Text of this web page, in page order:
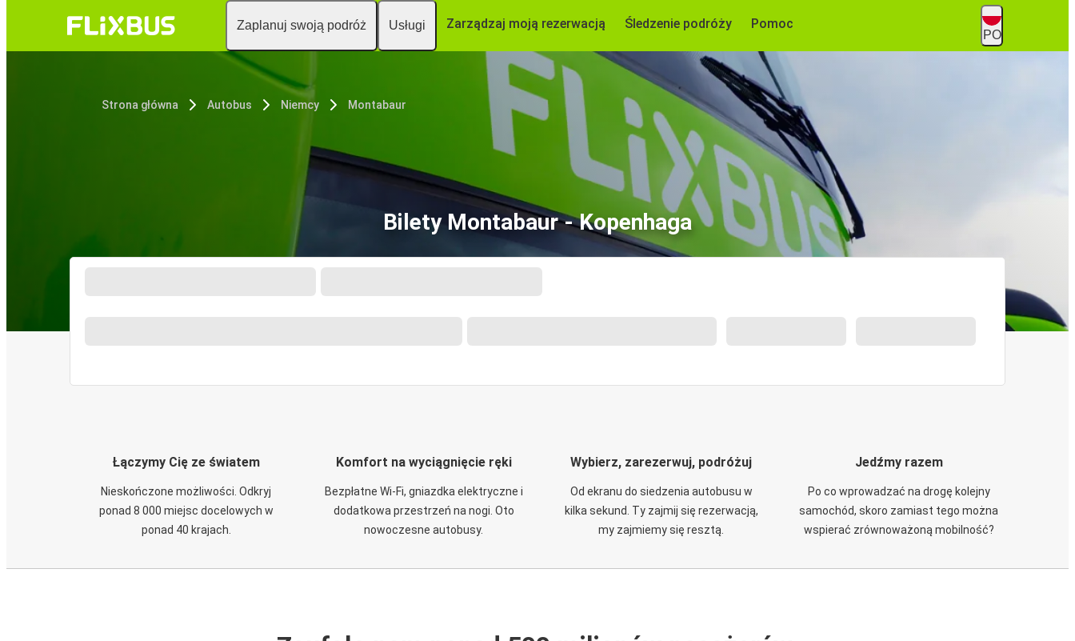
Zaplanuj swoją podróż Usługi Zarządzaj moją rezerwacją Śledzenie podróży Pomoc
PO
Strona główna Autobus Niemcy Montabaur
Bilety Montabaur - Kopenhaga
Łączymy Cię ze światem
Nieskończone możliwości. Odkryj
ponad 8 000 miejsc docelowych w
ponad 40 krajach.
Komfort na wyciągnięcie ręki
Bezpłatne Wi-Fi, gniazdka elektryczne i
dodatkowa przestrzeń na nogi. Oto
nowoczesne autobusy.
Wybierz, zarezerwuj, podróżuj
Od ekranu do siedzenia autobusu w
kilka sekund. Ty zajmij się rezerwacją,
my zajmiemy się resztą.
Jedźmy razem
Po co wprowadzać na drogę kolejny
samochód, skoro zamiast tego można
wspierać zrównoważoną mobilność?